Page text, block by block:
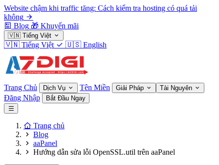
Website chậm khi traffic tăng: Cách kiểm tra hosting có quá tải
không
Blog 🎁 Khuyến mãi
🇻🇳 Tiếng Việt
🇻🇳 Tiếng Việt 🇺🇸 English
Trang Chủ Dịch Vụ Tên Miền Giải Pháp Tài Nguyên
Đăng Nhập Bắt Đầu Ngay
Trang chủ
Blog
aaPanel
Hướng dẫn sửa lỗi OpenSSL.util trên aaPanel